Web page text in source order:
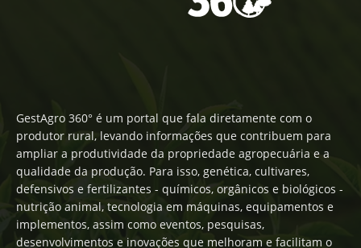
GestAgro 360° é um portal que fala diretamente com o
produtor rural, levando informações que contribuem para
ampliar a produtividade da propriedade agropecuária e a
qualidade da produção. Para isso, genética, cultivares,
defensivos e fertilizantes - químicos, orgânicos e biológicos -
nutrição animal, tecnologia em máquinas, equipamentos e
implementos, assim como eventos, pesquisas,
desenvolvimentos e inovações que melhoram e facilitam o